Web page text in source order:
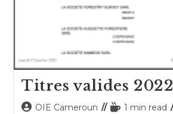
Titres valides 2022
Auteur/autrice
OIE Cameroun
Temps1 min read